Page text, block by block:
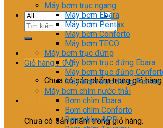
Tìm
Giỏ hàng / 0₫
Chưa có sản phẩm trong giỏ hàng.
Giỏ hàng
Chưa có sản phẩm trong giỏ hàng.
Máy bơm trục ngang
Máy bơm Ebara
Máy bơm Pentax
Máy bơm Conforto
Máy bơm TECO
Máy bơm trục đứng
Máy bơm trục đứng Ebara
Máy bơm trục đứng
Máy bơm trục đứng Pentax
Máy bơm chìm nước thải
Bơm chìm Ebara
Bơm chìm Conforto
Bơm chìm APP